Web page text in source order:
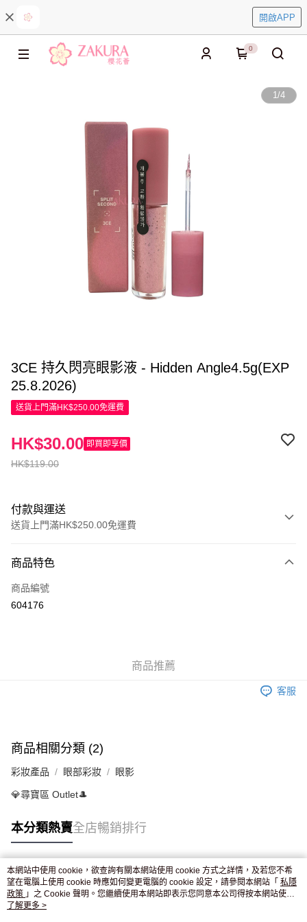
開啟APP
0
1/4
3CE 持久閃亮眼影液 - Hidden Angle4.5g(EXP
25.8.2026)
送貨上門滿HK$250.00免運費
HK$119.00
HK$30.00 即買即享價
付款與運送
送貨上門滿HK$250.00免運費
信用卡
Apple Pay
付款後門市自取，訂單確認後2-4個工作天到店，7天內取。逾期後
商品特色
商品編號
604176
商品推薦
客服
商品相關分類 (2)
彩妝產品 眼部彩妝 眼影
💎尋寶區 Outlet🎩
本分類熱賣全店暢銷排行
熱門標籤
熱銷排行
本網站中使用 cookie，欲查詢有關本網站使用 cookie 方式之詳情，及若您不希
望在電腦上使用 cookie 時應如何變更電腦的 cookie 設定，請參閱本網站「 私隱
政策 」之 Cookie 聲明。您繼續使用本網站即表示您同意本公司得按本網站使用
條款之 Cookie 聲明使用 cookie。
了解更多 >